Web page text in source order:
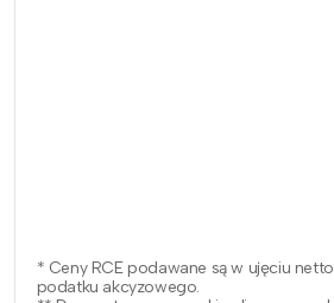
* Ceny RCE podawane są w ujęciu
podatku akcyzowego.